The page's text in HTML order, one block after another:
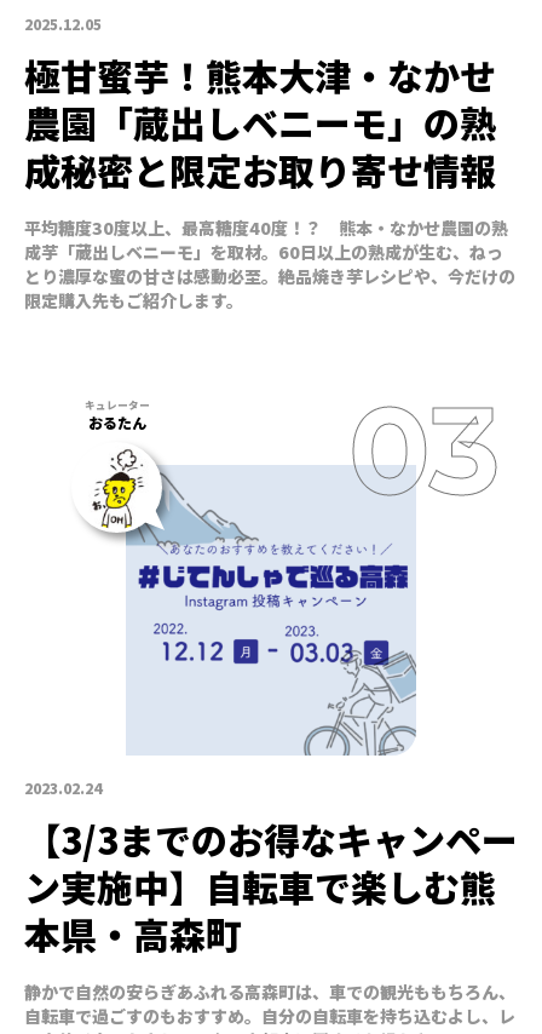
2025.12.05
極甘蜜芋！熊本大津・なかせ
農園「蔵出しベニーモ」の熟
成秘密と限定お取り寄せ情報
平均糖度30度以上、最高糖度40度！？ 熊本・なかせ農園の熟
成芋「蔵出しベニーモ」を取材。60日以上の熟成が生む、ねっ
とり濃厚な蜜の甘さは感動必至。絶品焼き芋レシピや、今だけの
限定購入先もご紹介します。
2023.02.24
おるたん
【3/3までのお得なキャンペー
ン実施中】自転車で楽しむ熊
本県・高森町
静かで自然の安らぎあふれる高森町は、車での観光ももちろん、
自転車で過ごすのもおすすめ。自分の自転車を持ち込むよし、レ